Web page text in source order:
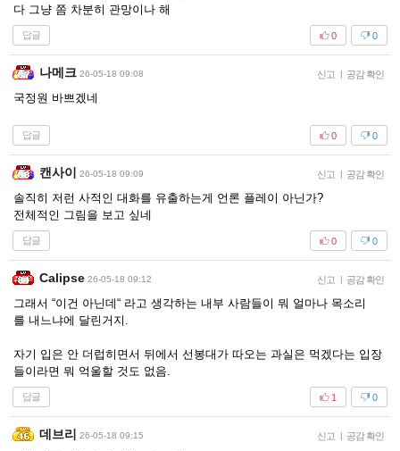
다 그냥 쫌 차분히 관망이나 해
답글 0
0
나메크 26-05-18 09:08 신고 | 공감 확인
국정원 바쁘겠네
답글 0
0
캔사이 26-05-18 09:09 신고 | 공감 확인
솔직히 저런 사적인 대화를 유출하는게 언론 플레이 아닌가?
전체적인 그림을 보고 싶네
답글 0
0
Calipse 26-05-18 09:12 신고 | 공감 확인
그래서 “이건 아닌데“ 라고 생각하는 내부 사람들이 뭐 얼마나 목소리
를 내느냐에 달린거지.
자기 입은 안 더럽히면서 뒤에서 선봉대가 따오는 과실은 먹겠다는 입장
들이라면 뭐 억울할 것도 없음.
답글 0
1
데브리 26-05-18 09:15 신고 | 공감 확인